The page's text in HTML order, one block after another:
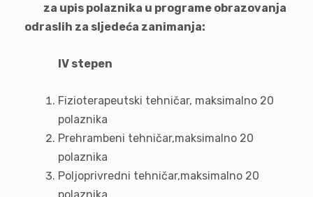
za upis polaznika u programe obrazovanja
odraslih za sljedeća zanimanja:
IV stepen
Fizioterapeutski tehničar, maksimalno 20
polaznika
Prehrambeni tehničar,maksimalno 20
polaznika
Poljoprivredni tehničar,maksimalno 20
polaznika